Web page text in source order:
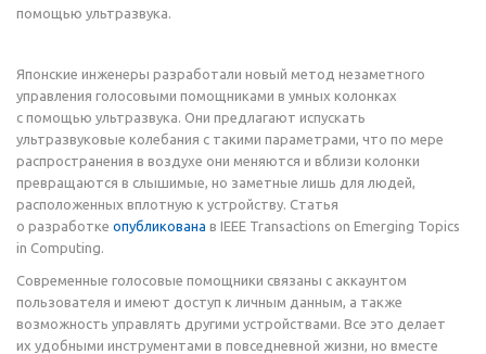
помощью ультразвука.
Японские инженеры разработали новый метод незаметного
управления голосовыми помощниками в умных колонках
с помощью ультразвука. Они предлагают испускать
ультразвуковые колебания с такими параметрами, что по мере
распространения в воздухе они меняются и вблизи колонки
превращаются в слышимые, но заметные лишь для людей,
расположенных вплотную к устройству. Статья
о разработке опубликована в IEEE Transactions on Emerging Topics
in Computing.
Современные голосовые помощники связаны с аккаунтом
пользователя и имеют доступ к личным данным, а также
возможность управлять другими устройствами. Все это делает
их удобными инструментами в повседневной жизни, но вместе